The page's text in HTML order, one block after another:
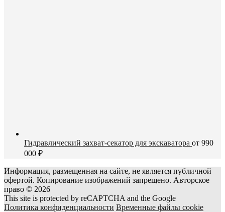
Гидравлический захват-секатор для экскаватора от 990
000 ₽
Информация, размещенная на сайте, не является публичной
офертой. Копирование изображений запрещено. Авторское
право © 2026
This site is protected by reCAPTCHA and the Google
Политика конфиденциальности Временные файлы cookie